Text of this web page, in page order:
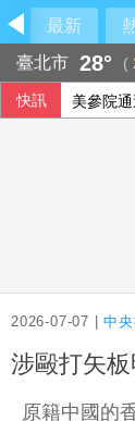
最新
臺北市 28° (
快訊 美參院
2026-07-07 |中
涉毆打矢
原籍中國的